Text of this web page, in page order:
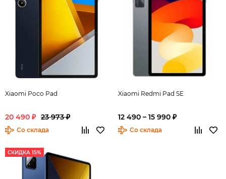
Xiaomi Poco Pad
20 490 ₽ 23 973 ₽
Со склада
Xiaomi Redmi Pad SE
12 490 – 15 990 ₽
Со склада
СКИДКА 15%